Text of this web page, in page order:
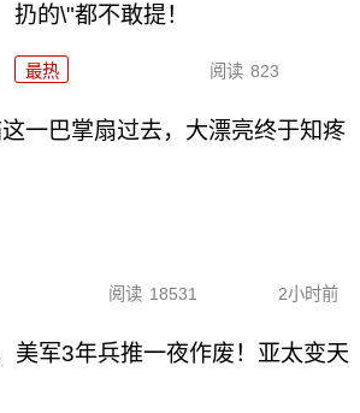
扔的\"都不敢提！
最热 阅读 823
一巴掌扇过去，大漂亮终于知疼
阅读 18531 2小时前
美军3年兵推一夜作废！亚太变天